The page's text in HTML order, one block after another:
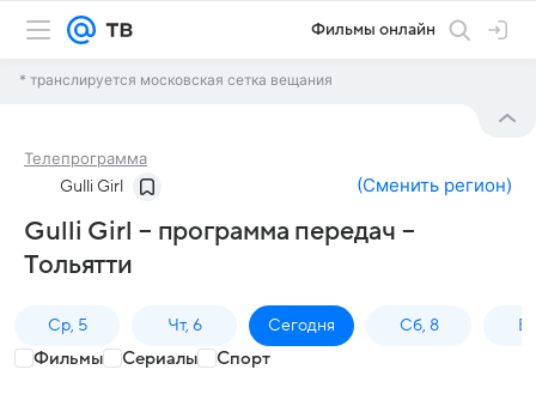
Фильмы онлайн
* транслируется московская сетка вещания
Телепрограмма
Gulli Girl (Сменить регион)
Gulli Girl – программа передач –
Тольятти
Ср, 5 Чт, 6 Сегодня Сб, 8
Фильмы Сериалы Спорт